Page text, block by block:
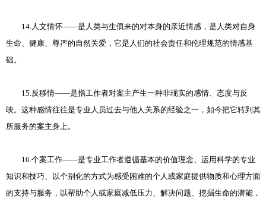
14.人文情怀——是人类与生俱来的对本身的亲近情感，是人类对自身
生命、健康、尊严的自然关爱，它是人们的社会责任和伦理规范的情感基
础。
15.反移情——是指工作者对案主产生一种非现实的感情、态度与反
映。这种感情往往是专业人员过去与他人关系的经验之一，如今把它转到其
所服务的案主身上。
16.个案工作——是专业工作者遵循基本的价值理念、运用科学的专业
知识和技巧、以个别化的方式为感受困难的个人或家庭提供物质和心理方面
的支持与服务，以帮助个人或家庭减低压力、解决问题、挖掘生命的潜能，